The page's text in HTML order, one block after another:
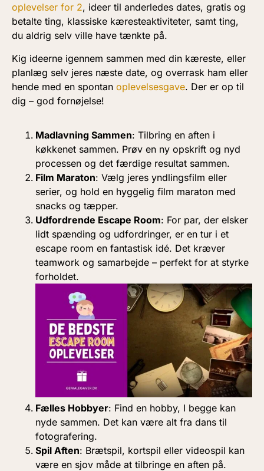
oplevelser for 2, ideer til anderledes dates, gratis og
betalte ting, klassiske kæresteaktiviteter, samt ting,
du aldrig selv ville have tænkte på.
Kig ideerne igennem sammen med din kæreste, eller
planlæg selv jeres næste date, og overrask ham eller
hende med en spontan oplevelsesgave. Der er op til
dig – god fornøjelse!
Madlavning Sammen: Tilbring en aften i
køkkenet sammen. Prøv en ny opskrift og nyd
processen og det færdige resultat sammen.
Film Maraton: Vælg jeres yndlingsfilm eller
serier, og hold en hyggelig film maraton med
snacks og tæpper.
Udfordrende Escape Room: For par, der elsker
lidt spænding og udfordringer, er en tur i et
escape room en fantastisk idé. Det kræver
teamwork og samarbejde – perfekt for at styrke
forholdet.
Fælles Hobbyer: Find en hobby, I begge kan
nyde sammen. Det kan være alt fra dans til
fotografering.
Spil Aften: Brætspil, kortspil eller videospil kan
være en sjov måde at tilbringe en aften på.